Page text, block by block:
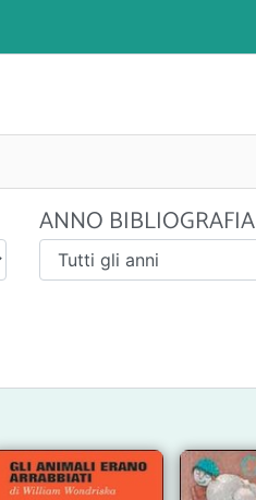
ANNO BIBLIOGRAFIA